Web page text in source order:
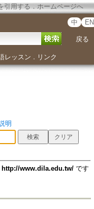
引用する ． ホームページへ
中 EN
戻る
レッスン ． リンク
明
http://www.dila.edu.tw/です